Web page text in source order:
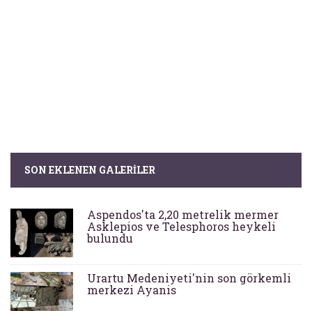
SON EKLENEN GALERILER
Aspendos'ta 2,20 metrelik mermer
Asklepios ve Telesphoros heykeli
bulundu
Urartu Medeniyeti'nin son görkemli
merkezi Ayanis